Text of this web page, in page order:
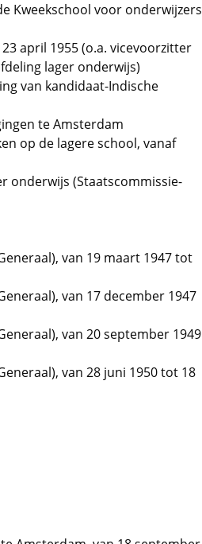
Kweekschool voor onderwijzers
april 1955 (o.a. vicevoorzitter
lager onderwijs)
van kandidaat-Indische
te Amsterdam
op de lagere school, vanaf
onderwijs (Staatscommissie-
van 19 maart 1947 tot
van 17 december 1947
van 20 september 1949
van 28 juni 1950 tot 18